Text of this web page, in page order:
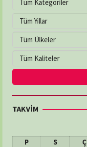
03624577799
ÇEVRE ECZANESİ
İlkadım / Samsun
03622336321
Adres:
TAKVİM
P
S Ç